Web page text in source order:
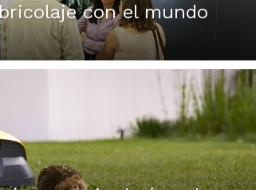
con el mundo